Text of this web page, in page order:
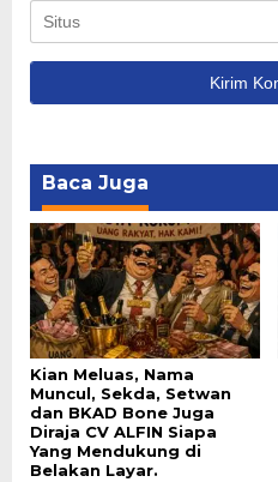
Baca Juga
Kian Meluas, Nama
Muncul, Sekda, Setwan
dan BKAD Bone Juga
Diraja CV ALFIN Siapa
Yang Mendukung di
Belakan Layar.